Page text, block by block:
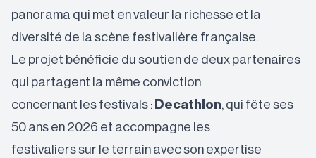
panorama qui met en valeur la richesse et la
diversité de la scène festivalière française.
Le projet bénéficie du soutien de deux partenaires
qui partagent la même conviction
concernant les festivals : Decathlon, qui fête ses
50 ans en 2026 et accompagne les
festivaliers sur le terrain avec son expertise